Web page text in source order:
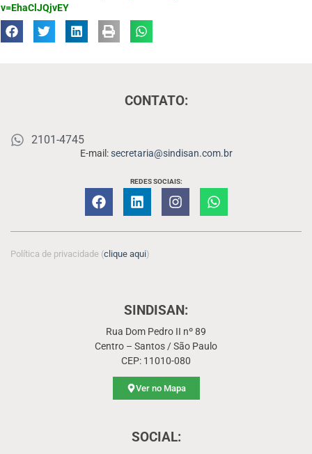
v=EhaClJQjvEY
CONTATO:
2101-4745
E-mail:secretaria@sindisan.com.br
REDES SOCIAIS:
Política de privacidade (clique aqui)
SINDISAN:
Rua Dom Pedro II nº 89
Centro – Santos / São Paulo
CEP: 11010-080
Ver no Mapa
SOCIAL: